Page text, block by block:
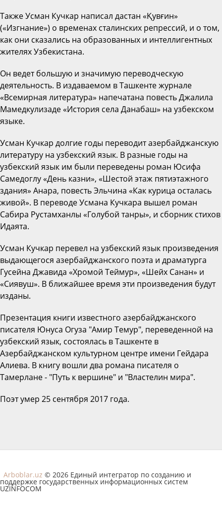
Также Усман Кучкар написал дастан «Қувғин»
(«Изгнание») о временах сталинских репрессий, и о том,
как они сказались на образованных и интеллигентных
жителях Узбекистана.
Он ведет большую и значимую переводческую
деятельность. В издаваемом в Ташкенте журнале
«Всемирная литература» напечатана повесть Джалила
Мамедкулизаде «История села Данабаш» на узбекском
языке.
Усман Кучкар долгие годы переводит азербайджанскую
литературу на узбекский язык. В разные годы на
узбекский язык им были переведены роман Юсифа
Самедоглу «День казни», «Шестой этаж пятиэтажного
здания» Анара, повесть Эльчина «Как курица осталась
живой». В переводе Усмана Кучкара вышел роман
Сабира Рустамханлы «Голубой танры», и сборник стихов
Идаята.
Усман Кучкар перевел на узбекский язык произведения
выдающегося азербайджанского поэта и драматурга
Гусейна Джавида «Хромой Теймур», «Шейх Санан» и
«Сиявуш». В ближайшее время эти произведения будут
изданы.
Презентация книги известного азербайджанского
писателя Юнуса Огуза "Амир Темур", переведенной на
узбекский язык, состоялась в Ташкенте в
Азербайджанском культурном центре имени Гейдара
Алиева. В книгу вошли два романа писателя о
Тамерлане - "Путь к вершине" и "Властелин мира".
Поэт умер 25 сентября 2017 года.
Arboblar.uz © 2026 Единый интегратор по созданию и
поддержке государственных информационных систем
UZINFOCOM